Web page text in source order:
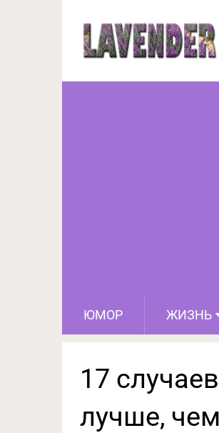
ЮМОР ЖИЗНЬ
17
17
лучше,